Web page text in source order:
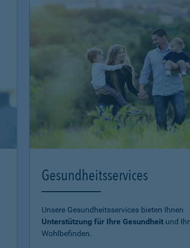
Gesundheitsservices
Unsere Gesundheitsservices bieten Ihnen
Unterstützung für Ihre Gesundheitund Ihr
Wohlbefinden.